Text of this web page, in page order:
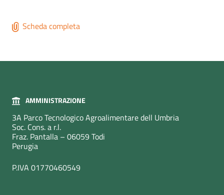
Scheda completa
AMMINISTRAZIONE
3A Parco Tecnologico Agroalimentare dell Umbria
Soc. Cons. a r.l.
Fraz. Pantalla – 06059 Todi
Perugia
P.IVA 01770460549